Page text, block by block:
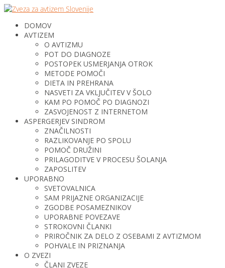
DOMOV
AVTIZEM
O AVTIZMU
POT DO DIAGNOZE
POSTOPEK USMERJANJA OTROK
METODE POMOČI
DIETA IN PREHRANA
NASVETI ZA VKLJUČITEV V ŠOLO
KAM PO POMOČ PO DIAGNOZI
ZASVOJENOST Z INTERNETOM
ASPERGERJEV SINDROM
ZNAČILNOSTI
RAZLIKOVANJE PO SPOLU
POMOČ DRUŽINI
PRILAGODITVE V PROCESU ŠOLANJA
ZAPOSLITEV
UPORABNO
SVETOVALNICA
SAM PRIJAZNE ORGANIZACIJE
ZGODBE POSAMEZNIKOV
UPORABNE POVEZAVE
STROKOVNI ČLANKI
PRIROČNIK ZA DELO Z OSEBAMI Z AVTIZMOM
POHVALE IN PRIZNANJA
O ZVEZI
ČLANI ZVEZE